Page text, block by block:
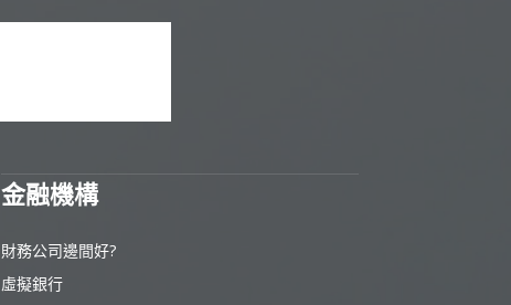
金融機構
財務公司邊間好?
虛擬銀行